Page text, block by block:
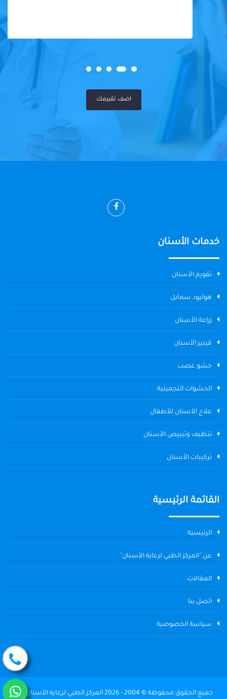
اضف تقييمك
خدمات الأسنان
تقويم الأسنان
هوليود سمايل
زراعة الأسنان
ڤينير الأسنان
حشو عصب
الحشوات التجميلية
علاج الأسنان للأطفال
تنظيف وتبييض الأسنان
تركيبات الأسنان
القائمة الرئيسية
الرئيسية
عن "المركز الطبي لرعاية الأسنان"
المقالات
اتصل بنا
سياسة الخصوصية
جميع الحقوق محفوظة © 2004 - 2026 المركز الطبي لرعاية الأسنان The